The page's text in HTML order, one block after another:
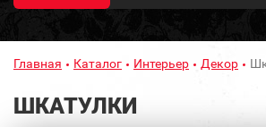
Главная Каталог Интерьер Декор
ШКАТУЛКИ